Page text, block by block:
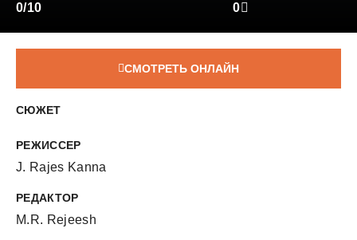
0/10
4 5 0
СМОТРЕТЬ ОНЛАЙН
СЮЖЕТ
РЕЖИССЕР
J. Rajes Kanna
РЕДАКТОР
M.R. Rejeesh